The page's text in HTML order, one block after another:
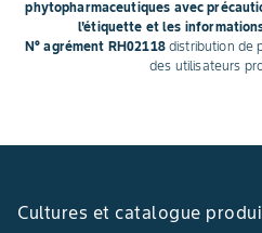
phytopharmaceutiques avec
l'étiquette et les
N° agrément RH02118distribution de
des utilisateurs
Cultures et catalogue